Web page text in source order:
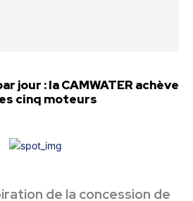
jour : la CAMWATER achève
cinq moteurs
de la concession de